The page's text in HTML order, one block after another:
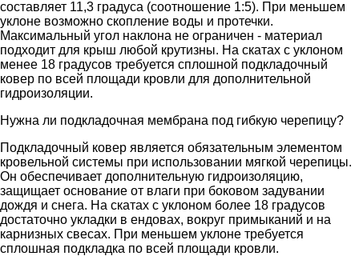
составляет 11,3 градуса (соотношение 1:5). При меньшем
уклоне возможно скопление воды и протечки.
Максимальный угол наклона не ограничен - материал
подходит для крыш любой крутизны. На скатах с уклоном
менее 18 градусов требуется сплошной подкладочный
ковер по всей площади кровли для дополнительной
гидроизоляции.
Нужна ли подкладочная мембрана под гибкую черепицу?
Подкладочный ковер является обязательным элементом
кровельной системы при использовании мягкой черепицы.
Он обеспечивает дополнительную гидроизоляцию,
защищает основание от влаги при боковом задувании
дождя и снега. На скатах с уклоном более 18 градусов
достаточно укладки в ендовах, вокруг примыканий и на
карнизных свесах. При меньшем уклоне требуется
сплошная подкладка по всей площади кровли.